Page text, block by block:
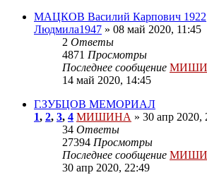
МАЦКОВ Василий Карпович 1922
Людмила1947 » 08 май 2020, 11:45
2 Ответы
4871 Просмотры
Последнее сообщение
14 май 2020, 14:45
Г.ЗУБЦОВ МЕМОРИАЛ
1, 2, 3, 4 МИШИНА » 30 апр 2020,
34 Ответы
27394 Просмотры
Последнее сообщение
30 апр 2020, 22:49